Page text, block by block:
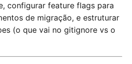
configurar feature flags para
de migração, e estruturar
(o que vai no gitignore vs o